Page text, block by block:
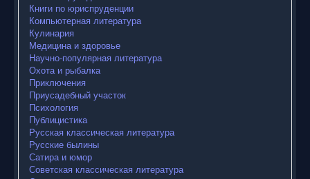
Книги по юриспруденции
Компьютерная литература
Кулинария
Медицина и здоровье
Научно-популярная литература
Охота и рыбалка
Приключения
Приусадебный участок
Психология
Публицистика
Русская классическая литература
Русские былины
Сатира и юмор
Советская классическая литература